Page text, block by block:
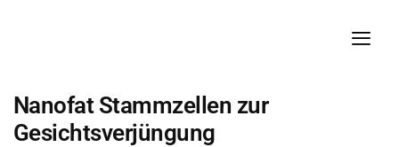
Nanofat Stammzellen zur
Gesichtsverjüngung